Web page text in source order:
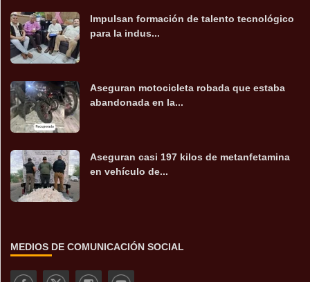
Impulsan formación de talento tecnológico
para la indus...
Aseguran motocicleta robada que estaba
abandonada en la...
Aseguran casi 197 kilos de metanfetamina
en vehículo de...
MEDIOS DE COMUNICACIÓN SOCIAL